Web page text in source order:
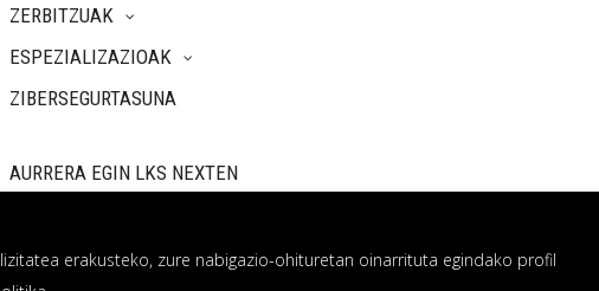
ZERBITZUAK
ESPEZIALIZAZIOAK
ZIBERSEGURTASUNA
AURRERA EGIN LKS NEXTEN
erakusteko, zure nabigazio-ohituretan oinarrituta egindako profil